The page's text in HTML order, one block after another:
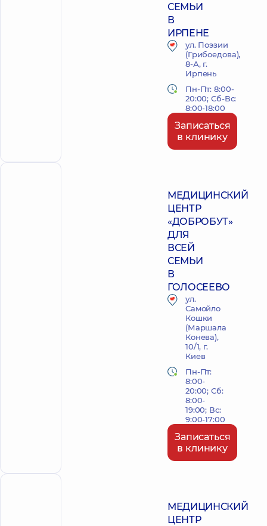
СЕМЬИ
В
ИРПЕНЕ
ул. Поэзии
(Грибоедова),
8-А, г.
Ирпень
Пн-Пт: 8:00-
20:00; Сб-Вс:
8:00-18:00
Записаться
в клинику
МЕДИЦИНСКИЙ
ЦЕНТР
«ДОБРОБУТ»
ДЛЯ
ВСЕЙ
СЕМЬИ
В
ГОЛОСЕЕВО
ул.
Самойло
Кошки
(Маршала
Конева),
10/1, г.
Киев
Пн-Пт:
8:00-
20:00; Сб:
8:00-
19:00; Вс:
9:00-17:00
Записаться
в клинику
МЕДИЦИНСКИЙ
ЦЕНТР